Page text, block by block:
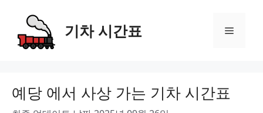
content
기차 시간표 Menu
예당 에서 사상 가는 기차 시간표